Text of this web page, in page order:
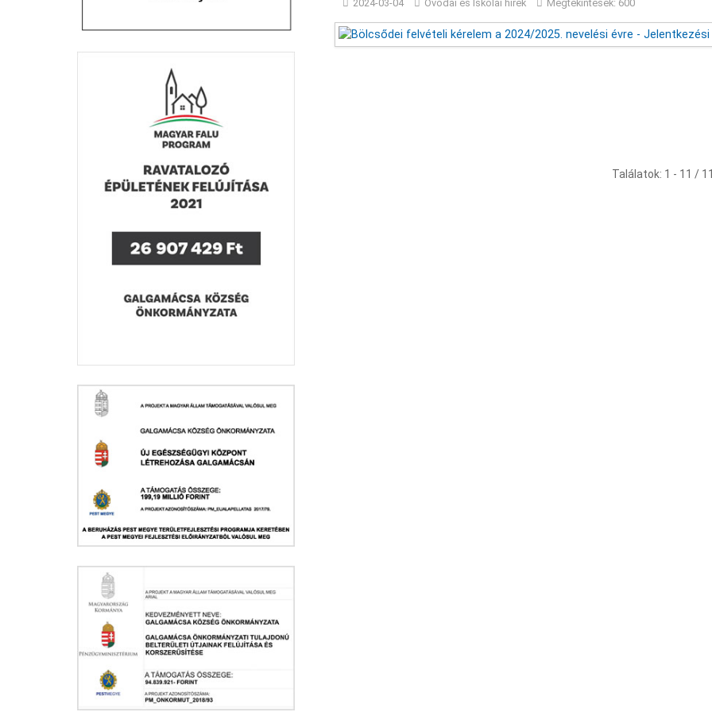
2024-03-04 Óvodai és Iskolai hírek Megtekintések: 600
Találatok: 1 - 11 /